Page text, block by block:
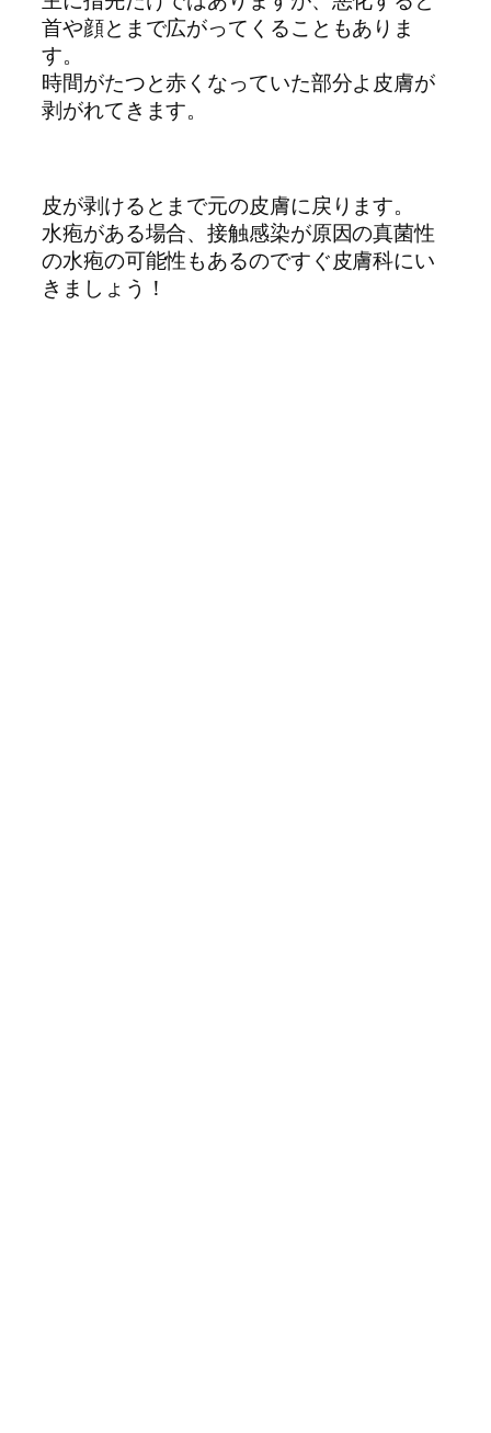
首や顔とまで広がってくることもありま
す。
時間がたつと赤くなっていた部分よ皮膚が
剥がれてきます。
皮が剥けるとまで元の皮膚に戻ります。
水疱がある場合、接触感染が原因の真菌性
の水疱の可能性もあるのですぐ皮膚科にい
きましょう！